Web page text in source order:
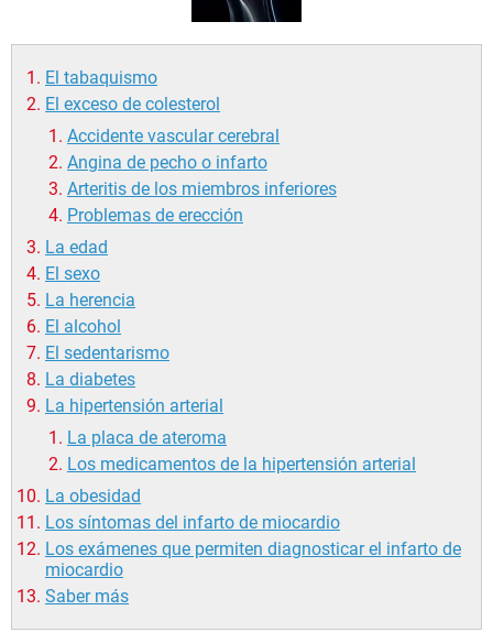
El tabaquismo
El exceso de colesterol
Accidente vascular cerebral
Angina de pecho o infarto
Arteritis de los miembros inferiores
Problemas de erección
La edad
El sexo
La herencia
El alcohol
El sedentarismo
La diabetes
La hipertensión arterial
La placa de ateroma
Los medicamentos de la hipertensión arterial
La obesidad
Los síntomas del infarto de miocardio
Los exámenes que permiten diagnosticar el infarto de
miocardio
Saber más